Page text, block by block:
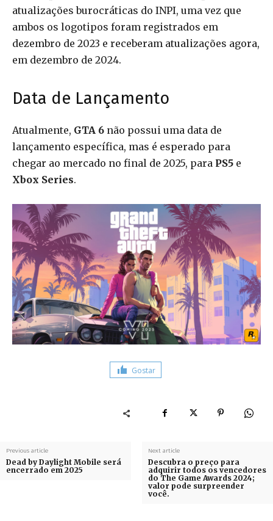
atualizações burocráticas do INPI, uma vez que
ambos os logotipos foram registrados em
dezembro de 2023 e receberam atualizações agora,
em dezembro de 2024.
Data de Lançamento
Atualmente, GTA 6 não possui uma data de
lançamento específica, mas é esperado para
chegar ao mercado no final de 2025, para PS5 e
Xbox Series.
Gostar
Previous article
Dead by Daylight Mobile será
encerrado em 2025
Next article
Descubra o preço para
adquirir todos os vencedores
do The Game Awards 2024;
valor pode surpreender
você.